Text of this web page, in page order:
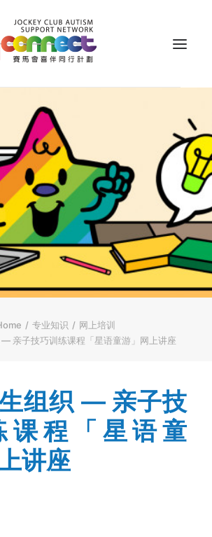
专业知识
网上培训
亲子技巧训练课程「星语童游」网上讲座
组织 — 亲子技
课程「星语童
讲座